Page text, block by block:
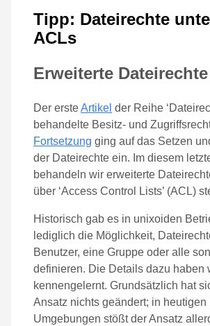
Tipp: Dateirechte
ACLs
Erweiterte
Der ersteArtikel der Reihe
behandelte Besitz- und
Fortsetzung ging auf das Setzen
der Dateirechte ein. Im diesem
behandeln wir erweiterte
über ‘Access Control Lists’ (ACL)
Historisch gab es in unixoiden
lediglich die Möglichkeit,
Benutzer, eine Gruppe oder alle
definieren. Die Details dazu haben
kennengelernt. Grundsätzlich hat
Ansatz nichts geändert; in heutigen
Umgebungen stößt der Ansatz